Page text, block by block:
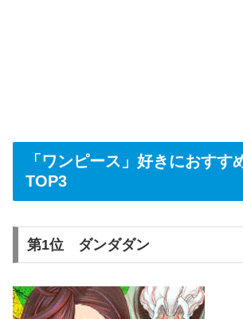
「ワンピース」好きにおす
TOP3
第1位 ダンダダン